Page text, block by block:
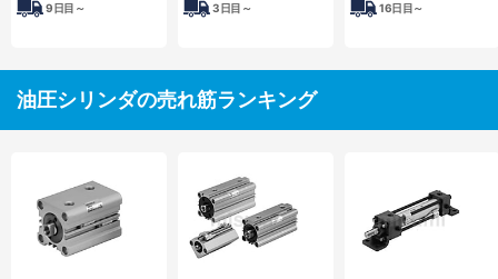
9 日目～ 3 日目～ 16日目～
油圧シリンダの売れ筋ランキング